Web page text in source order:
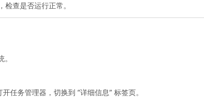
检查是否运行正常。
任务管理器，切换到 “详细信息” 标签页。